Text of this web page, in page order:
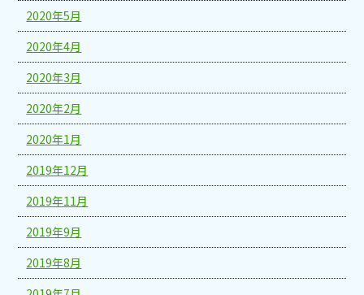
2020年5月
2020年4月
2020年3月
2020年2月
2020年1月
2019年12月
2019年11月
2019年9月
2019年8月